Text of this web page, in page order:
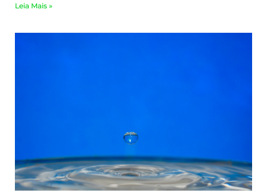
Leia Mais »